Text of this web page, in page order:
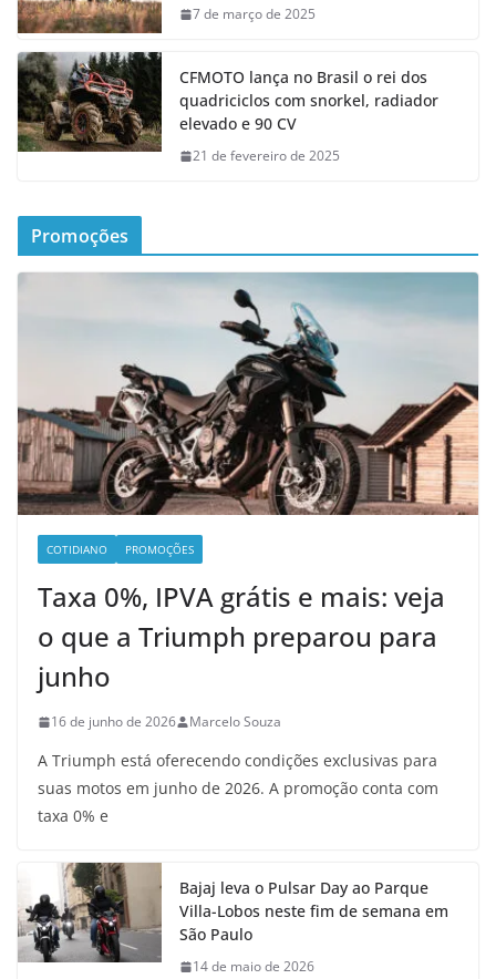
7 de março de 2025
CFMOTO lança no Brasil o rei dos
quadriciclos com snorkel, radiador
elevado e 90 CV
21 de fevereiro de 2025
Promoções
COTIDIANO PROMOÇÕES
Taxa 0%, IPVA grátis e mais: veja
o que a Triumph preparou para
junho
16 de junho de 2026 Marcelo Souza
A Triumph está oferecendo condições exclusivas para
suas motos em junho de 2026. A promoção conta com
taxa 0% e
Bajaj leva o Pulsar Day ao Parque
Villa-Lobos neste fim de semana em
São Paulo
14 de maio de 2026